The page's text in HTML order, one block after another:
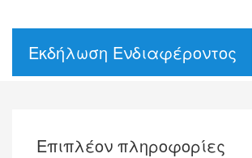
Εκδήλωση Ενδιαφέροντος
Επιπλέον πληροφορίες